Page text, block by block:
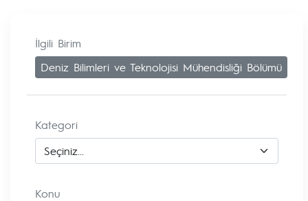
İlgili Birim
Deniz Bilimleri ve Teknolojisi Mühendisliği Bölümü
Kategori
Konu